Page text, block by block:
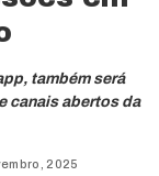
também será
canais abertos da
2025